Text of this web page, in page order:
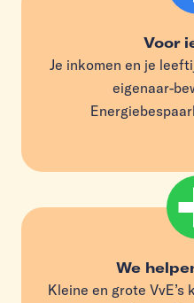
Voor
Je inkomen en je
eigenaar-
We
Kleine en grote